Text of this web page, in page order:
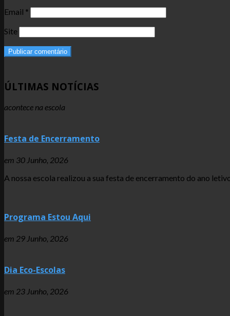
Email *
Site
ÚLTIMAS NOTÍCIAS
acontece na escola
Festa de Encerramento
em 30 Junho, 2026
A nossa escola realizou a sua festa de encerramento do ano
Programa Estou Aqui
em 29 Junho, 2026
Dia Eco-Escolas
em 23 Junho, 2026